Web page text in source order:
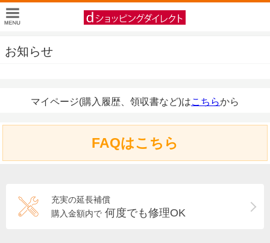
お知らせ
マイページ(購入履歴、領収書など)はこちらから
FAQはこちら
充実の延長補償
購入金額内で 何度でも修理OK